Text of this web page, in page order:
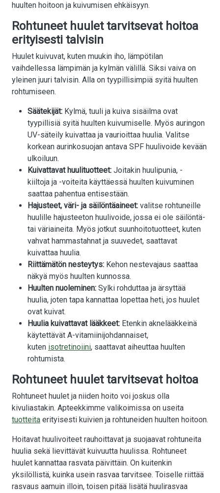
huulten hoitoon ja kuivumisen ehkäisyyn.
Rohtuneet huulet tarvitsevat hoitoa
erityisesti talvisin
Huulet kuivuvat, kuten muukin iho, lämpötilan
vaihdellessa lämpimän ja kylmän välillä. Siksi vaiva on
yleinen juuri talvisin. Alla on tyypillisimpiä syitä huulten
rohtumiseen.
Säätekijät: Kylmä, tuuli ja kuiva sisäilma ovat
tyypillisiä syitä huulten kuivumiselle. Myös auringon
UV-säteily kuivattaa ja vaurioittaa huulia. Valitse
korkean aurinkosuojan antava SPF huulivoide kevään
ulkoiluun.
Kuivattavat huulituotteet: Joitakin huulipunia, -
kiiltoja ja -voiteita käyttäessä huulten kuivuminen
saattaa pahentua entisestään.
Hajusteet, väri- ja säilöntäaineet: valitse rohtuneille
huulille hajusteeton huulivoide, jossa ei ole säilöntä-
tai väriaineita. Myös jotkut suunhoitotuotteet, kuten
vahvat hammastahnat ja suuvedet, saattavat
kuivattaa huulia.
Riittämätön nesteytys: Kehon nestevajaus saattaa
näkyä myös huulten kunnossa.
Huulten nuoleminen: Sylki rohduttaa ja ärsyttää
huulia, joten tapa kannattaa lopettaa heti, jos huulet
ovat kuivat.
Huulia kuivattavat lääkkeet: Etenkin aknelääkkeinä
käytettävät A-vitamiinijohdannaiset,
kuten isotretinoiini, saattavat aiheuttaa huulten
rohtumista.
Rohtuneet huulet tarvitsevat hoitoa
Rohtuneet huulet ja niiden hoito voi joskus olla
kivuliastakin. Apteekkimme valikoimissa on useita
tuotteita erityisesti kuivien ja rohtuneiden huulten hoitoon.
Hoitavat huulivoiteet rauhoittavat ja suojaavat rohtuneita
huulia sekä lievittävät kuivuutta huulissa. Rohtuneet
huulet kannattaa rasvata päivittäin. On kuitenkin
yksilöllistä, kuinka usein rasvaa tarvitsee. Toiselle riittää
rasvaus aamuin illoin, toisen pitää lisätä huulirasvaa